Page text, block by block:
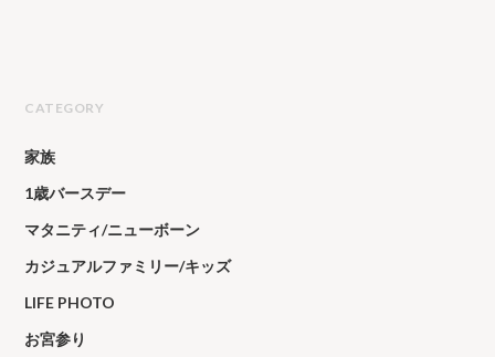
CATEGORY
家族
1歳バースデー
マタニティ/ニューボーン
カジュアルファミリー/キッズ
LIFE PHOTO
お宮参り